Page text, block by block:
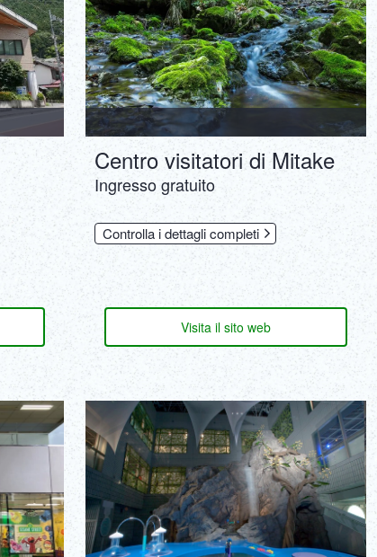
Centro visitatori di Mitake
Ingresso gratuito
Controlla i dettagli completi
Visita il sito web